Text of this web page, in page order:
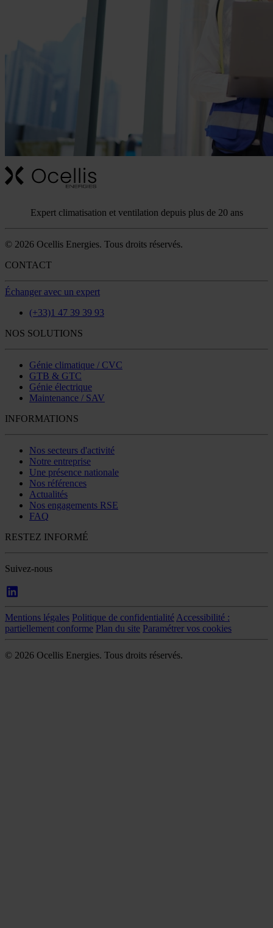
Expert climatisation et ventilation depuis plus de 20 ans
© 2026 Ocellis Energies. Tous droits réservés.
CONTACT
Échanger avec un expert
(+33)1 47 39 39 93
NOS SOLUTIONS
Génie climatique / CVC
GTB & GTC
Génie électrique
Maintenance / SAV
INFORMATIONS
Nos secteurs d'activité
Notre entreprise
Une présence nationale
Nos références
Actualités
Nos engagements RSE
FAQ
RESTEZ INFORMÉ
Suivez-nous
Mentions légales Politique de confidentialité Accessibilité :
partiellement conforme Plan du site Paramétrer vos cookies
© 2026 Ocellis Energies. Tous droits réservés.